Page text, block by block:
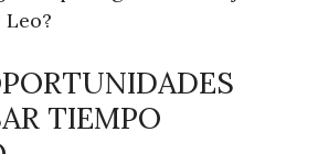
TIEMPO